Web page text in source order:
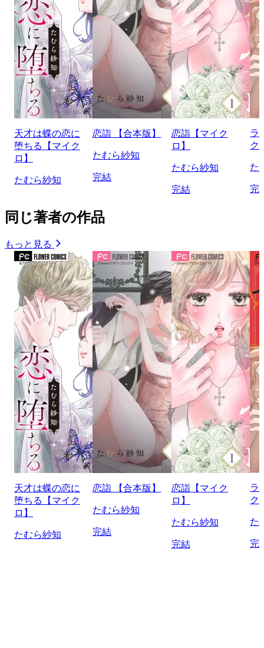
天才は蝶の恋に
堕ちる【マイク
ロ】
たむら紗知
恋詣 【合本版】
たむら紗知
完結
恋詣【マイク
ロ】
たむら紗知
完結
ラ
ク
た
完
同じ著者の作品
もっと見る
天才は蝶の恋に
堕ちる【マイク
ロ】
たむら紗知
恋詣 【合本版】
たむら紗知
完結
恋詣【マイク
ロ】
たむら紗知
完結
ラ
ク
た
完